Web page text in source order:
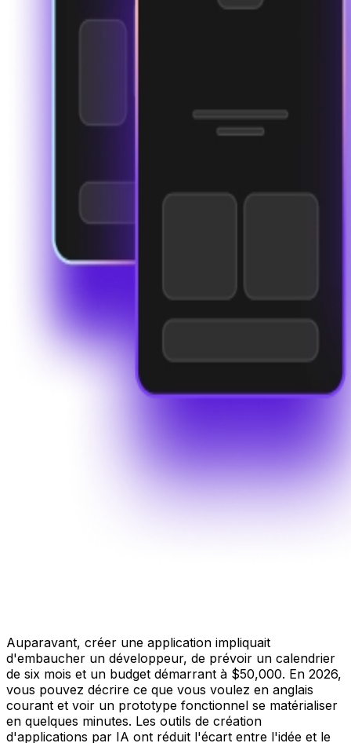
Auparavant, créer une application impliquait
d'embaucher un développeur, de prévoir un calendrier
de six mois et un budget démarrant à $50,000. En 2026,
vous pouvez décrire ce que vous voulez en anglais
courant et voir un prototype fonctionnel se matérialiser
en quelques minutes. Les outils de création
d'applications par IA ont réduit l'écart entre l'idée et le